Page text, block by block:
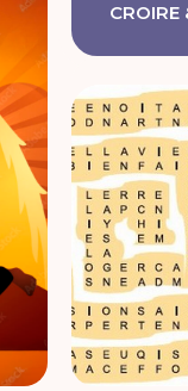
CROIRE